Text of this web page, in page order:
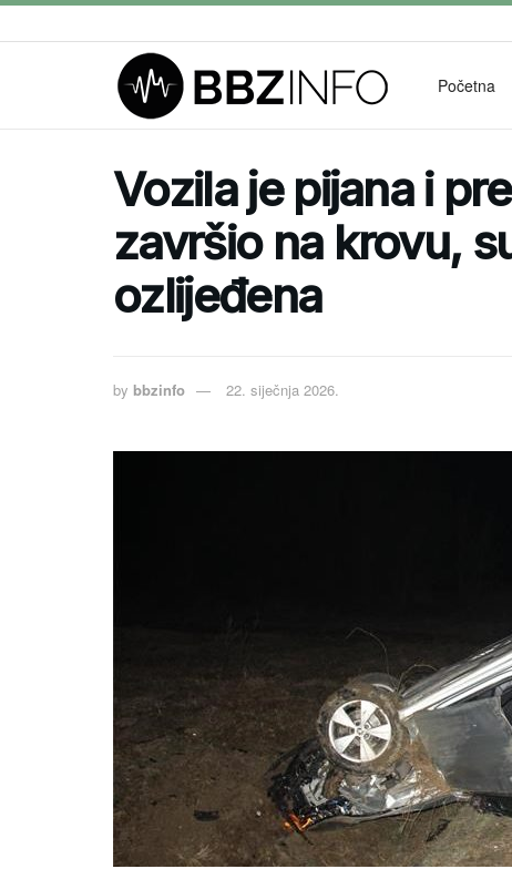
Početna
Vozila je pijana i
završio na krovu,
ozlijeđena
by bbzinfo 22. siječnja 2026.